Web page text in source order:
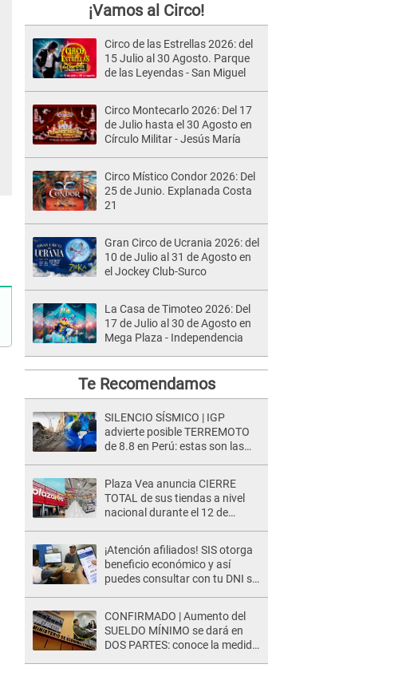
¡Vamos al Circo!
Circo de las Estrellas 2026: del
15 Julio al 30 Agosto. Parque
de las Leyendas - San Miguel
Circo Montecarlo 2026: Del 17
de Julio hasta el 30 Agosto en
Círculo Militar - Jesús María
Circo Místico Condor 2026: Del
25 de Junio. Explanada Costa
21
Gran Circo de Ucrania 2026: del
10 de Julio al 31 de Agosto en
el Jockey Club-Surco
La Casa de Timoteo 2026: Del
17 de Julio al 30 de Agosto en
Mega Plaza - Independencia
Te Recomendamos
SILENCIO SÍSMICO | IGP
advierte posible TERREMOTO
de 8.8 en Perú: estas son las
Plaza Vea anuncia CIERRE
TOTAL de sus tiendas a nivel
nacional durante el 12 de
¡Atención afiliados! SIS otorga
beneficio económico y así
puedes consultar con tu DNI si
CONFIRMADO | Aumento del
SUELDO MÍNIMO se dará en
DOS PARTES: conoce la medida